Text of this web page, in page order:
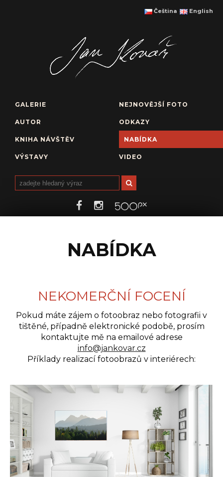
Čeština English
GALERIE NEJNOVĚJŠÍ FOTO
AUTOR ODKAZY
KNIHA NÁVŠTĚV NABÍDKA
VÝSTAVY VIDEO
NABÍDKA
NEKOMERČNÍ FOCENÍ
Pokud máte zájem o fotoobraz nebo fotografii v
tištěné, případně elektronické podobě, prosím
kontaktujte mě na emailové adrese
info@jankovar.cz
Příklady realizací fotoobrazů v interiérech: